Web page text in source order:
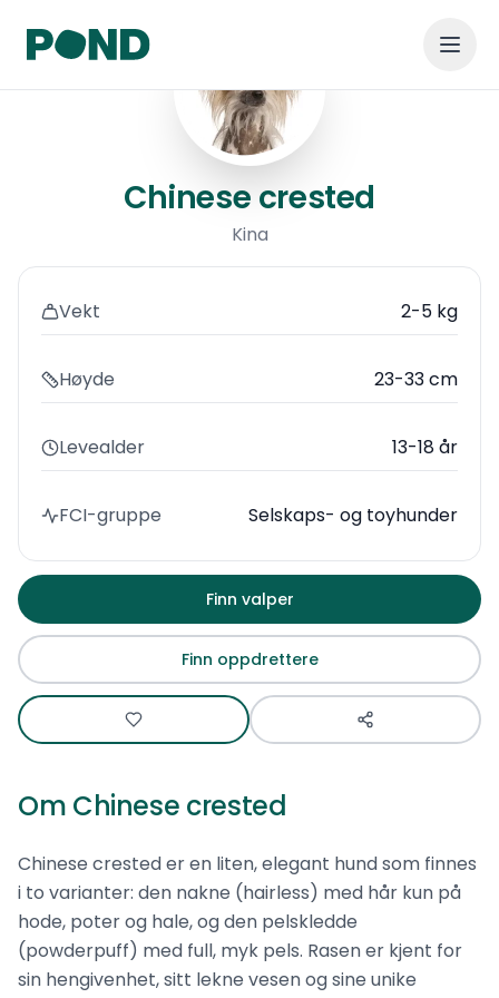
Chinese crested
Chinese crested
Kina
Vekt 2-5 kg
Høyde 23-33 cm
Levealder 13-18 år
FCI-gruppe Selskaps- og toyhunder
Finn valper
Finn oppdrettere
Om Chinese crested
Chinese crested er en liten, elegant hund som finnes
i to varianter: den nakne (hairless) med hår kun på
hode, poter og hale, og den pelskledde
(powderpuff) med full, myk pels. Rasen er kjent for
sin hengivenhet, sitt lekne vesen og sine unike